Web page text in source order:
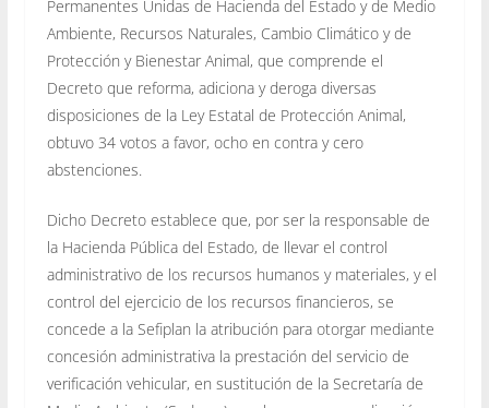
Permanentes Unidas de Hacienda del Estado y de Medio
Ambiente, Recursos Naturales, Cambio Climático y de
Protección y Bienestar Animal, que comprende el
Decreto que reforma, adiciona y deroga diversas
disposiciones de la Ley Estatal de Protección Animal,
obtuvo 34 votos a favor, ocho en contra y cero
abstenciones.
Dicho Decreto establece que, por ser la responsable de
la Hacienda Pública del Estado, de llevar el control
administrativo de los recursos humanos y materiales, y el
control del ejercicio de los recursos financieros, se
concede a la Sefiplan la atribución para otorgar mediante
concesión administrativa la prestación del servicio de
verificación vehicular, en sustitución de la Secretaría de